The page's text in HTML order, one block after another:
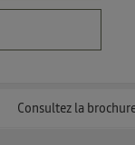
Consultez la